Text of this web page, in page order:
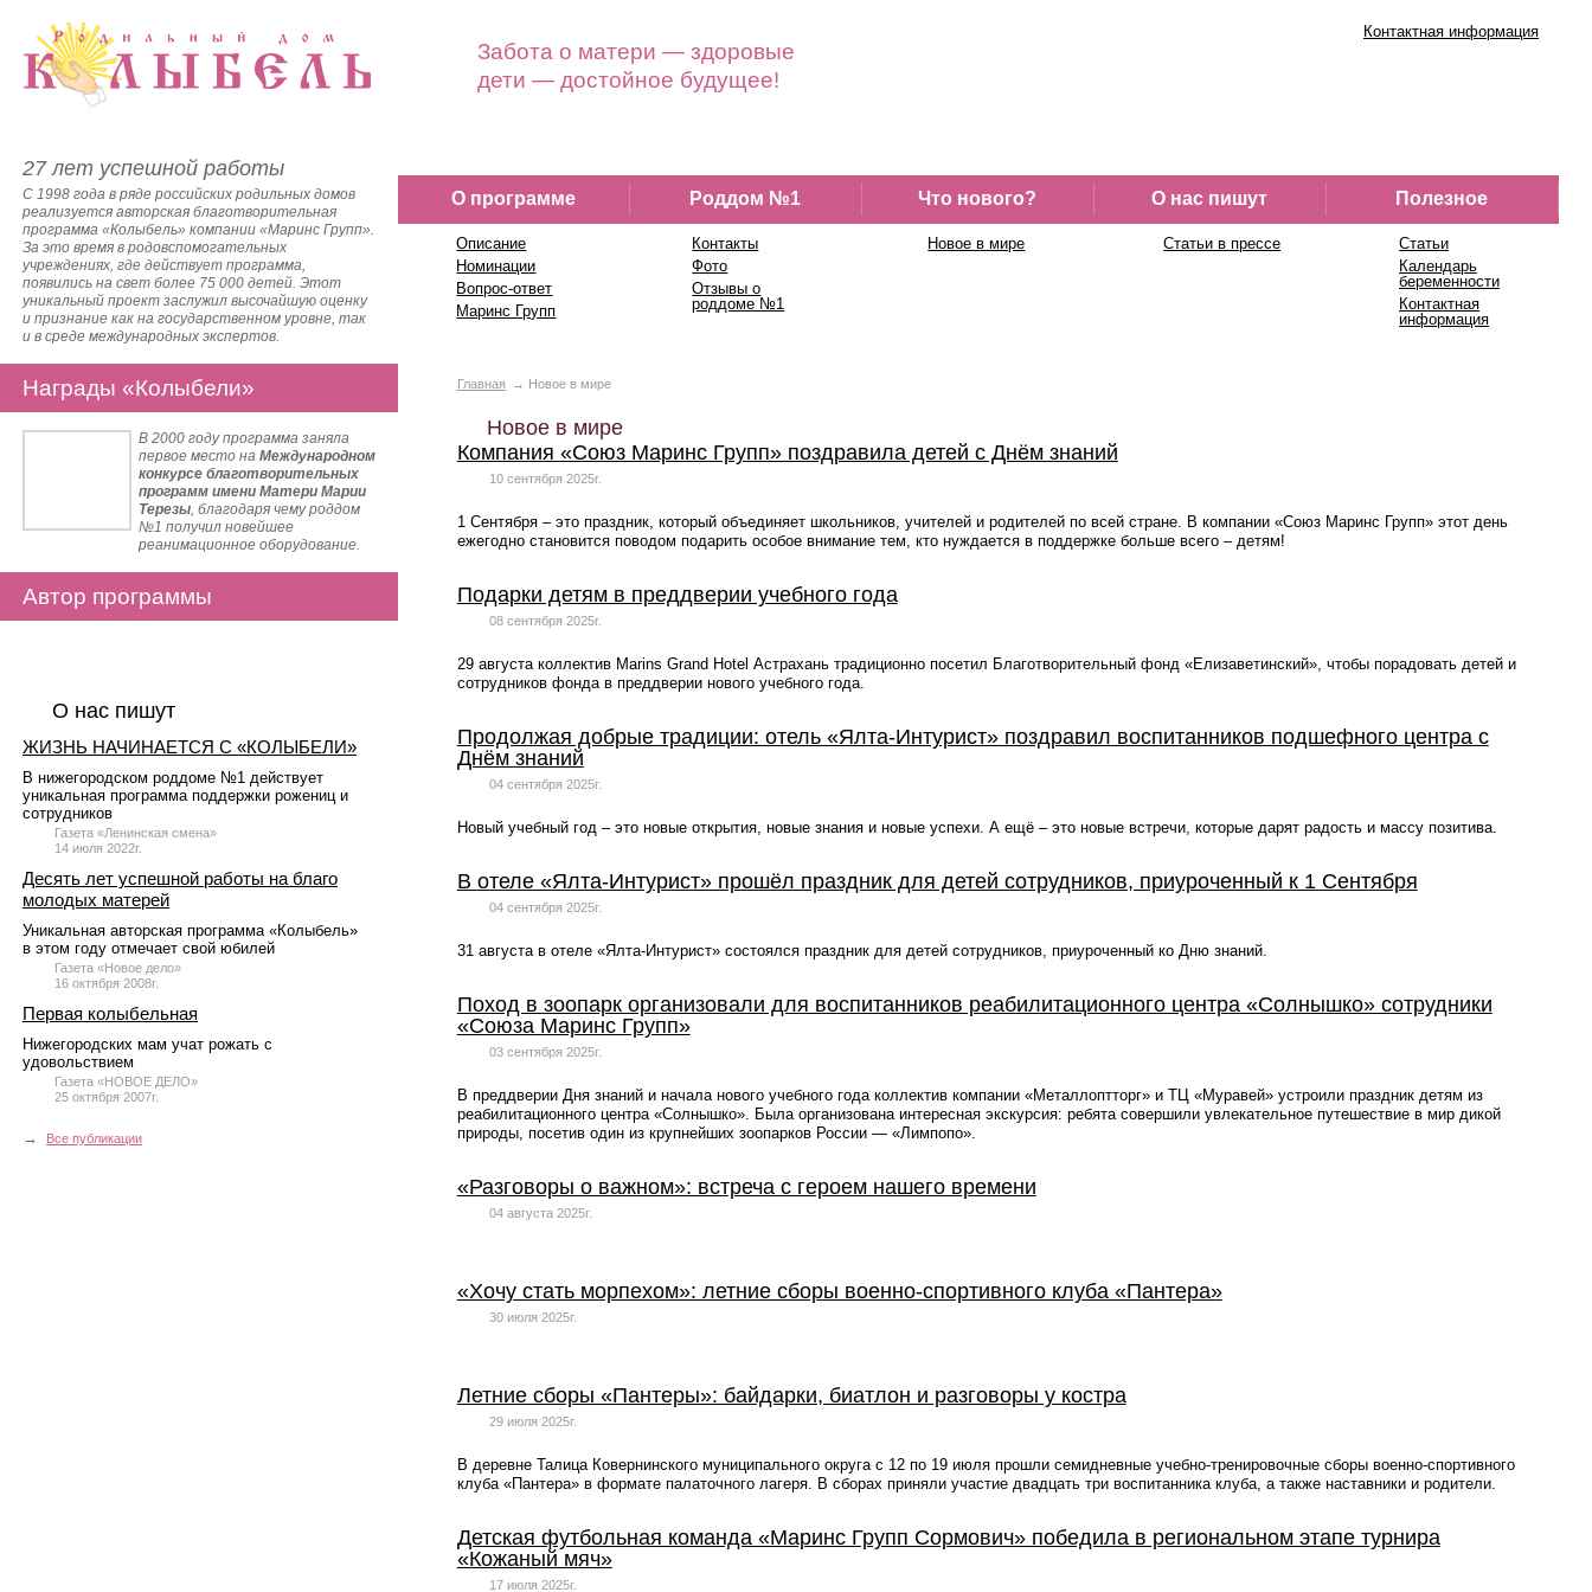
Забота о матери — здоровые
дети — достойное будущее!
Контактная информация
27 лет успешной работы
С 1998 года в ряде российских родильных домов
реализуется авторская благотворительная
программа «Колыбель» компании «Маринс Групп».
За это время в родовспомогательных
учреждениях, где действует программа,
появились на свет более 75 000 детей. Этот
уникальный проект заслужил высочайшую оценку
и признание как на государственном уровне, так
и в среде международных экспертов.
Награды «Колыбели»
В 2000 году программа заняла
первое место на Международном
конкурсе благотворительных
программ имени Матери Марии
Терезы, благодаря чему роддом
№1 получил новейшее
реанимационное оборудование.
Автор программы
О нас пишут
ЖИЗНЬ НАЧИНАЕТСЯ С «КОЛЫБЕЛИ»
В нижегородском роддоме №1 действует
уникальная программа поддержки рожениц и
сотрудников
Газета «Ленинская смена»
14 июля 2022г.
Десять лет успешной работы на благо
молодых матерей
Уникальная авторская программа «Колыбель»
в этом году отмечает свой юбилей
Газета «Новое дело»
16 октября 2008г.
Первая колыбельная
Нижегородских мам учат рожать с
удовольствием
Газета «НОВОЕ ДЕЛО»
25 октября 2007г.
→ Все публикации
О программе Роддом №1 Что нового? О нас пишут Полезное
Описание
Номинации
Вопрос-ответ
Маринс Групп
Контакты
Фото
Отзывы о
роддоме №1
Новое в мире Статьи в прессе
Статьи
Календарь
беременности
Контактная
информация
Главная Новое в мире
Новое в мире
Компания «Союз Маринс Групп» поздравила детей с Днём знаний
10 сентября 2025г.
1 Сентября – это праздник, который объединяет школьников, учителей и родителей по всей стране. В компании «Союз Маринс Групп» этот день
ежегодно становится поводом подарить особое внимание тем, кто нуждается в поддержке больше всего – детям!
Подарки детям в преддверии учебного года
08 сентября 2025г.
29 августа коллектив Marins Grand Hotel Астрахань традиционно посетил Благотворительный фонд «Елизаветинский», чтобы порадовать детей и
сотрудников фонда в преддверии нового учебного года.
Продолжая добрые традиции: отель «Ялта-Интурист» поздравил воспитанников подшефного центра с
Днём знаний
04 сентября 2025г.
Новый учебный год – это новые открытия, новые знания и новые успехи. А ещё – это новые встречи, которые дарят радость и массу позитива.
В отеле «Ялта-Интурист» прошёл праздник для детей сотрудников, приуроченный к 1 Сентября
04 сентября 2025г.
31 августа в отеле «Ялта-Интурист» состоялся праздник для детей сотрудников, приуроченный ко Дню знаний.
Поход в зоопарк организовали для воспитанников реабилитационного центра «Солнышко» сотрудники
«Союза Маринс Групп»
03 сентября 2025г.
В преддверии Дня знаний и начала нового учебного года коллектив компании «Металлоптторг» и ТЦ «Муравей» устроили праздник детям из
реабилитационного центра «Солнышко». Была организована интересная экскурсия: ребята совершили увлекательное путешествие в мир дикой
природы, посетив один из крупнейших зоопарков России — «Лимпопо».
«Разговоры о важном»: встреча с героем нашего времени
04 августа 2025г.
«Хочу стать морпехом»: летние сборы военно-спортивного клуба «Пантера»
30 июля 2025г.
Летние сборы «Пантеры»: байдарки, биатлон и разговоры у костра
29 июля 2025г.
В деревне Талица Ковернинского муниципального округа с 12 по 19 июля прошли семидневные учебно-тренировочные сборы военно-спортивного
клуба «Пантера» в формате палаточного лагеря. В сборах приняли участие двадцать три воспитанника клуба, а также наставники и родители.
Детская футбольная команда «Маринс Групп Сормович» победила в региональном этапе турнира
«Кожаный мяч»
17 июля 2025г.